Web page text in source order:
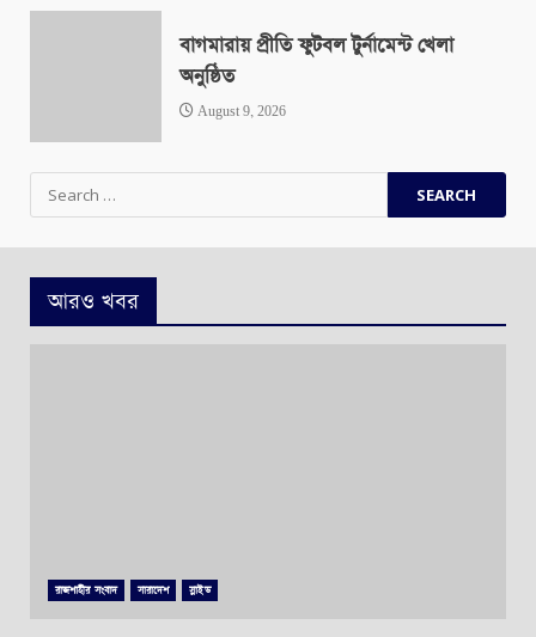
বাগমারায় প্রীতি ফুটবল টুর্নামেন্ট খেলা
অনুষ্ঠিত
August 9, 2026
Search
for:
আরও খবর
রাজশাহীর সংবাদ সারাদেশ স্লাইড